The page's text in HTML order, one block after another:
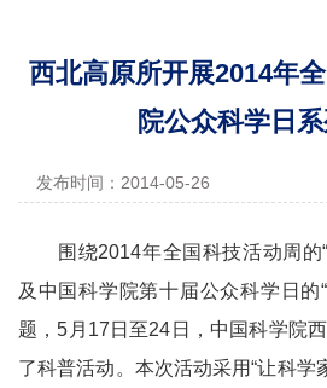
西北高原所开展2014年
院公众科学日
发布时间：2014-05-26
围绕2014年全国科技活动周的
及中国科学院第十届公众科学日的
题，5 月 17 日至24 日，中国科学院
了科普活动。 本次活动采用“让科学